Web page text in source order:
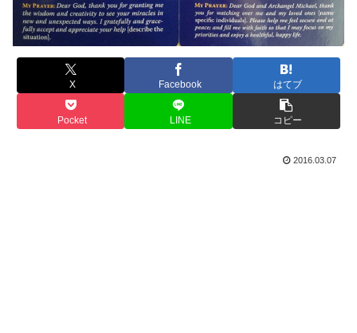
X Facebook はてブ
Pocket LINE コピー
2016.03.07